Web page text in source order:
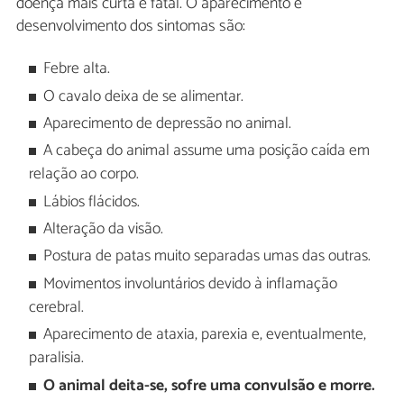
desenvolvimento dos sintomas são:
Febre alta.
O cavalo deixa de se alimentar.
Aparecimento de depressão no animal.
A cabeça do animal assume uma posição caída em
relação ao corpo.
Lábios flácidos.
Alteração da visão.
Postura de patas muito separadas umas das outras.
Movimentos involuntários devido à inflamação
cerebral.
Aparecimento de ataxia, parexia e, eventualmente,
paralisia.
O animal deita-se, sofre uma convulsão e morre.